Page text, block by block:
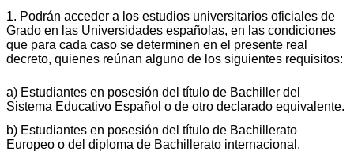
1. Podrán acceder a los estudios universitarios oficiales de
Grado en las Universidades españolas, en las condiciones
que para cada caso se determinen en el presente real
decreto, quienes reúnan alguno de los siguientes requisitos:
a) Estudiantes en posesión del título de Bachiller del
Sistema Educativo Español o de otro declarado equivalente.
b) Estudiantes en posesión del título de Bachillerato
Europeo o del diploma de Bachillerato internacional.